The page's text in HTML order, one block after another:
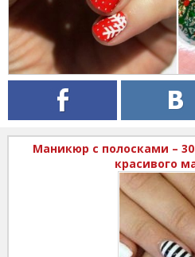
Маникюр с полосками –
красивого